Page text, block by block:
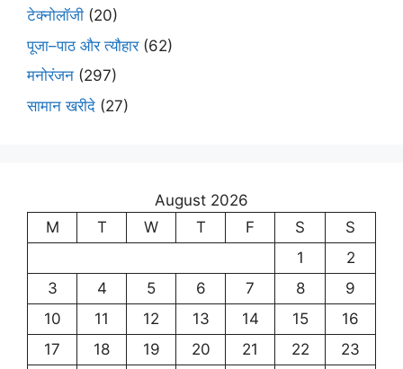
टेक्नोलॉजी (20)
पूजा–पाठ और त्यौहार(62)
मनोरंजन (297)
सामान खरीदे (27)
August 2026
M
T W T F S
S
1
2
3
4 5 6 7 8
9
10
11 12 13 14 15
16
17
18 19 20 21 22
23